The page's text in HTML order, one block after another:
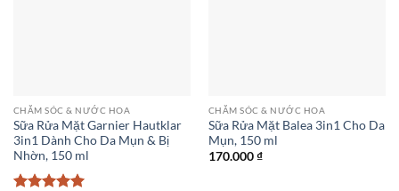
CHĂM SÓC & NƯỚC HOA
Sữa Rửa Mặt Garnier Hautklar
3in1 Dành Cho Da Mụn & Bị
Nhờn, 150 ml
CHĂM SÓC & NƯỚC HOA
Sữa Rửa Mặt Balea 3in1 Cho Da
Mụn, 150 ml
170.000₫